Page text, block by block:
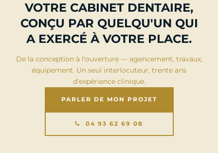
VOTRE CABINET DENTAIRE,
CONÇU PAR QUELQU'UN QUI
A EXERCÉ À VOTRE PLACE.
De la conception à l'ouverture — agencement, travaux,
équipement. Un seul interlocuteur, trente ans
d'expérience clinique.
PARLER DE MON PROJET
04 93 62 69 08